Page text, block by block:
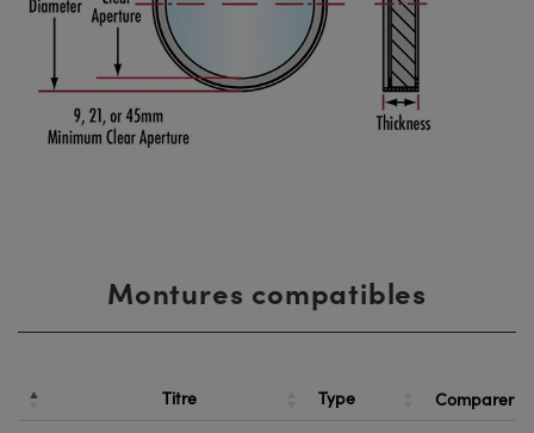
Montures compatibles
Titre Type Comparer